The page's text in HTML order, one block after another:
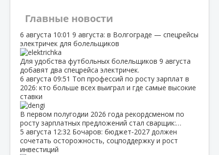
Главные новости
6 августа 10:01 9 августа: в Волгограде — спецрейсы
электричек для болельщиков
Для удобства футбольных болельщиков 9 августа
добавят два спецрейса электричек.
6 августа 09:51 Топ профессий по росту зарплат в
2026: кто больше всех выиграл и где самые высокие
ставки
В первом полугодии 2026 года рекордсменом по
росту зарплатных предложений стал сварщик:…
5 августа 12:32 Бочаров: бюджет‑2027 должен
сочетать осторожность, соцподдержку и рост
инвестиций